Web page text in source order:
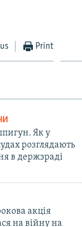
Print
Як у
розглядають
в держзраді
акція
на війну на